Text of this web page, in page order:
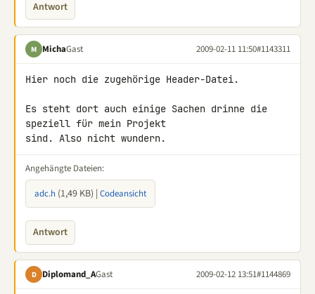
Antwort
M MichaGast 2009-02-11 11:50#1143311
Hier noch die zugehörige Header-Datei.
Es steht dort auch einige Sachen drinne die
speziell für mein Projekt
sind. Also nicht wundern.
Angehängte Dateien:
adc.h (1,49 KB) | Codeansicht
Antwort
D Diplomand_AGast 2009-02-12 13:51#1144869